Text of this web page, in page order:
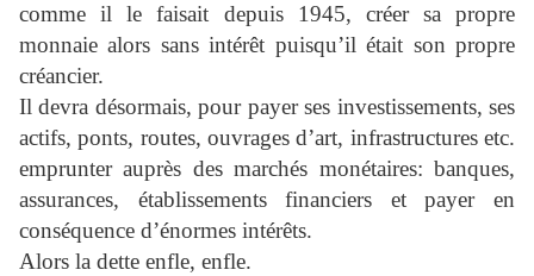
comme il le faisait depuis 1945, créer sa propre
monnaie alors sans intérêt puisqu’il était son propre
créancier.
Il devra désormais, pour payer ses investissements, ses
actifs, ponts, routes, ouvrages d’art, infrastructures etc.
emprunter auprès des marchés monétaires: banques,
assurances, établissements financiers et payer en
conséquence d’énormes intérêts.
Alors la dette enfle, enfle.